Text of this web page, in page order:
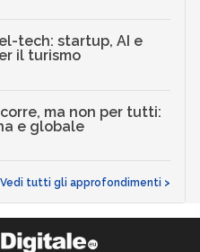
tech: startup, AI e
il turismo
corre, ma non per tutti:
e globale
Vedi tutti gli approfondimenti >